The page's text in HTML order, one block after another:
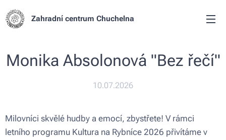
Zahradní centrum Chuchelna
Monika Absolonová "Bez řečí"
10.07.2026
Milovníci skvělé hudby a emocí, zbystřete! V rámci
letního programu Kultura na Rybníce 2026 přivítáme v